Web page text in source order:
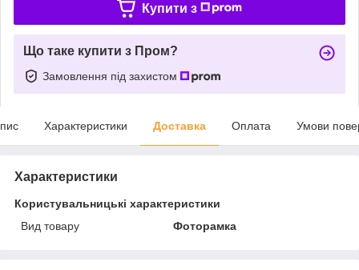
Купити з
Що таке купити з Пром?
Замовлення під захистом
Характеристики Доставка Оплата Умови
Характеристики
Користувальницькі характеристики
Вид товару
Фоторамка